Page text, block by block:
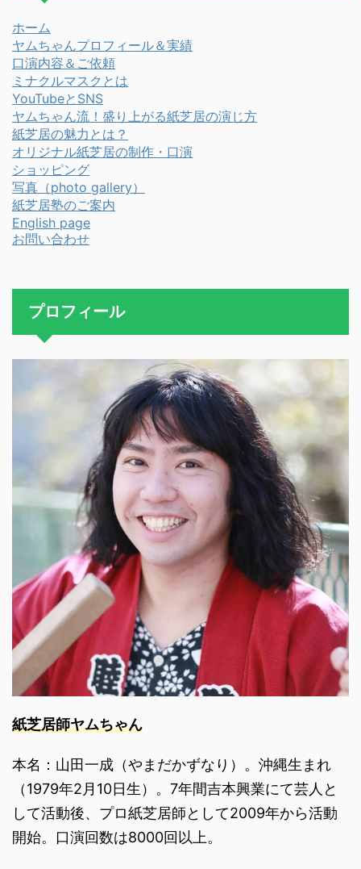
ホーム
ヤムちゃんプロフィール＆実績
口演内容＆ご依頼
ミナクルマスクとは
YouTubeとSNS
ヤムちゃん流！盛り上がる紙芝居の演じ方
紙芝居の魅力とは？
オリジナル紙芝居の制作・口演
ショッピング
写真（photo gallery）
紙芝居塾のご案内
English page
お問い合わせ
プロフィール
紙芝居師ヤムちゃん
本名：山田一成（やまだかずなり）。沖縄生まれ
（1979年2月10日生）。7年間吉本興業にて芸人と
して活動後、プロ紙芝居師として2009年から活動
開始。口演回数は8000回以上。